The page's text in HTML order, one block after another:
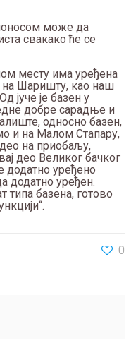
може да
свакако ће се
месту има уређена
на Шаришту, као наш
јуче је базен у
добре сарадње и
односно базен,
и на Малом Стапару,
на приобаљу,
део Великог бачког
додатно уређено
додатно уређен.
типа базена, готово
0